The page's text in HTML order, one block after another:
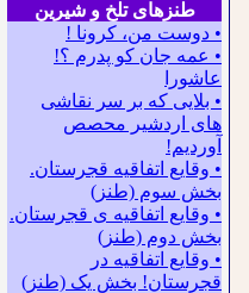
طنزهای تلخ و شیرین
• دوست من، کرونا !
• ﻋﻤﻪ ﺟﺎﻥ ﻛﻮ ﭘﺪﺭﻡ ؟!
عاشورا
• بلایی که بر سر نقاشی
های اردشیر محصص
آوردیم!
• وقایع اتفاقیه قجرستان.
بخش سوم (طنز)
• وقایع اتفاقیه ی قجرستان.
بخش دوم (طنز)
• وقایع اتفاقیه در
قجرستان! بخش یک (طنز)